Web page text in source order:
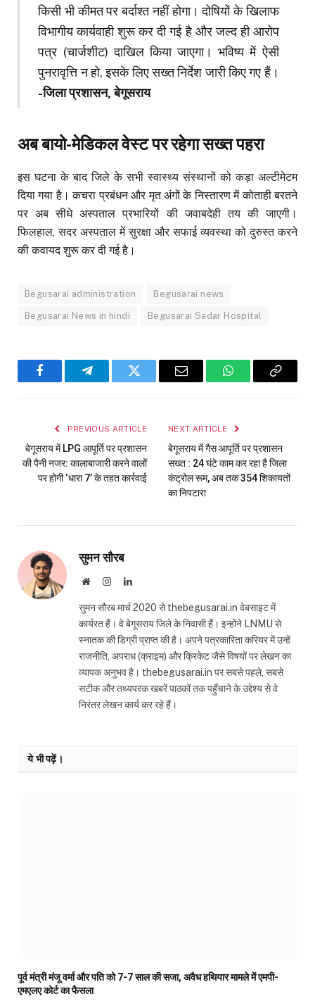
किसी भी कीमत पर बर्दाश्त नहीं होगा। दोषियों के खिलाफ
विभागीय कार्यवाही शुरू कर दी गई है और जल्द ही आरोप
पत्र (चार्जशीट) दाखिल किया जाएगा। भविष्य में ऐसी
पुनरावृत्ति न हो, इसके लिए सख्त निर्देश जारी किए गए हैं।
-जिला प्रशासन, बेगूसराय
अब बायो-मेडिकल वेस्ट पर रहेगा सख्त पहरा
इस घटना के बाद जिले के सभी स्वास्थ्य संस्थानों को कड़ा अल्टीमेटम
दिया गया है। कचरा प्रबंधन और मृत अंगों के निस्तारण में कोताही बरतने
पर अब सीधे अस्पताल प्रभारियों की जवाबदेही तय की जाएगी।
फिलहाल, सदर अस्पताल में सुरक्षा और सफाई व्यवस्था को दुरुस्त करने
की कवायद शुरू कर दी गई है।
Begusarai administration Begusarai news
Begusarai News in hindi Begusarai Sadar Hospital
FacebookTelegramTwitter Email WhatsAppCopy
PREVIOUS ARTICLE
बेगूसराय में LPG आपूर्ति पर प्रशासन
की पैनी नजर: कालाबाजारी करने वालों
पर होगी ‘धारा 7’ के तहत कार्रवाई
NEXT ARTICLE
बेगूसराय में गैस आपूर्ति पर प्रशासन
सख्त : 24 घंटे काम कर रहा है जिला
कंट्रोल रूम, अब तक 354 शिकायतों
का निपटारा
सुमन सौरब
WebsiteInstagramLinkedIn
सुमन सौरब मार्च 2020 से thebegusarai.in वेबसाइट में
कार्यरत हैं। वे बेगूसराय जिले के निवासी हैं। इन्होंने LNMU से
स्नातक की डिग्री प्राप्त की है। अपने पत्रकारिता करियर में उन्हें
राजनीति, अपराध (क्राइम) और क्रिकेट जैसे विषयों पर लेखन का
व्यापक अनुभव है। thebegusarai.in पर सबसे पहले, सबसे
सटीक और तथ्यपरक खबरें पाठकों तक पहुँचाने के उद्देश्य से वे
निरंतर लेखन कार्य कर रहे हैं।
ये भी पढ़ें।
पूर्व मंत्री मंजू वर्मा और पति को 7-7 साल की सजा, अवैध हथियार मामले में एमपी-
एमएलए कोर्ट का फैसला